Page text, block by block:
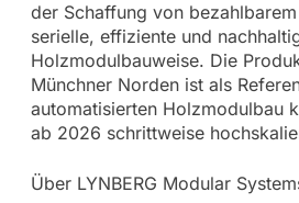
der Schaffung von
serielle, effiziente und
Holzmodulbauweise. Die
Münchner Norden ist als
automatisierten Holzmodulbau
ab 2026 schrittweise
Über LYNBERG Modular